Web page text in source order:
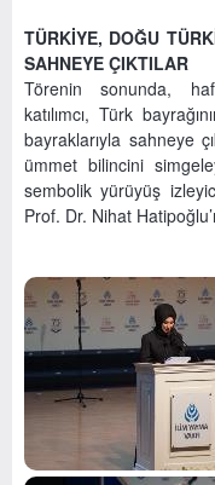
TÜRKİYE, DOĞU
SAHNEYE ÇIKTILAR
Törenin sonunda,
katılımcı, Türk
bayraklarıyla sahneye
ümmet bilincini
sembolik yürüyüş
Prof. Dr. Nihat